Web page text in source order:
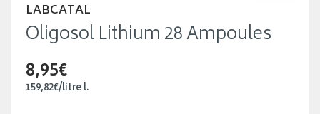
LABCATAL
Oligosol Lithium 28 Ampoules
8,95€
159,82€/litrel.